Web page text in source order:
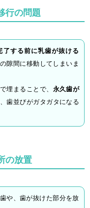
行の問題
する前に乳歯が抜ける
隙間に移動してしまいま
埋まることで、 永久歯が
歯並びがガタガタになる
の放置
や、歯が抜けた部分を放